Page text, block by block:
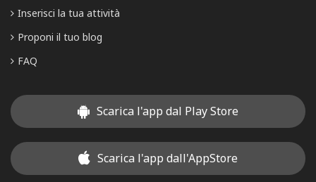
Inserisci la tua attività
Proponi il tuo blog
FAQ
Scarica l'app dal Play Store
Scarica l'app dall'AppStore